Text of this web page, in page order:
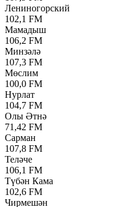
Лениногорский
102,1 FM
Мамадыш
106,2 FM
Минзәлә
107,3 FM
Мөслим
100,0 FM
Нурлат
104,7 FM
Олы Әтнә
71,42 FM
Сарман
107,8 FM
Теләче
106,1 FM
Түбән Кама
102,6 FM
Чирмешән